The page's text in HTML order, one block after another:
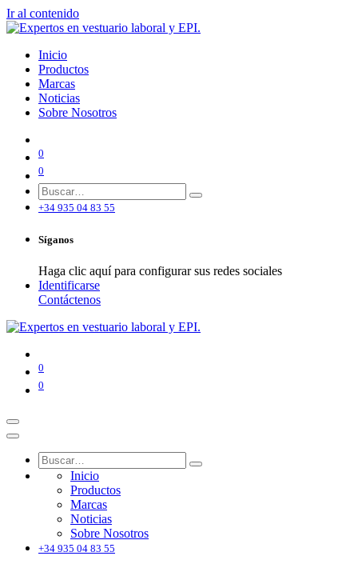
Ir al contenido
Inicio
Productos
Marcas
Noticias
Sobre Nosotros
0
0
+34 935 04 83 55
Síganos
Haga clic aquí para configurar sus redes sociales
Identificarse
Contáctenos
0
0
Inicio
Productos
Marcas
Noticias
Sobre Nosotros
+34 935 04 83 55